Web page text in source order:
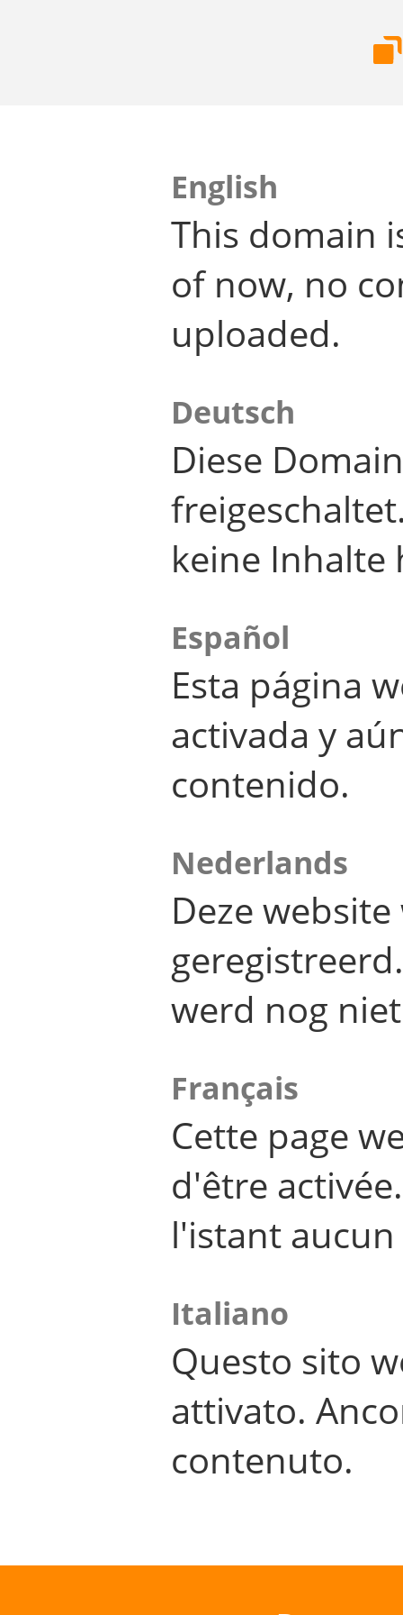
English
This domain
of now, no
uploaded.
Deutsch
Diese
keine Inhalte
Español
Esta página
activada y
contenido.
Nederlands
Deze
werd nog
Français
Cette page
d'être
l'istant
Italiano
Questo sito
attivato.
contenuto.